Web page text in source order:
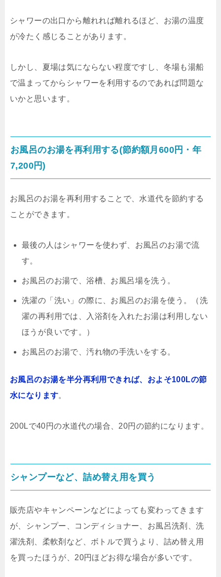
シャワーの出口から離れれば離れるほど、お湯の温度
が冷たく感じることがあります。
しかし、夏場は気にならない程度ですし、冬場も湯船
で温まってからシャワーを利用するのであれば問題な
いかと思います。
お風呂のお湯を再利用する(節約額月600円・年
7,200円)
お風呂のお湯を再利用することで、水道代を節約する
ことができます。
最後の人はシャワーを使わず、お風呂のお湯で流
す。
お風呂のお湯で、浴槽、お風呂場を洗う。
洗濯の「洗い」の際に、お風呂のお湯を使う。（洗
濯の再利用では、入浴剤を入れたお湯は利用しない
ほうが良いです。）
お風呂のお湯で、汚れ物の手洗いをする。
お風呂のお湯を半分再利用できれば、およそ100Lの節
水になります。
200Lで40円の水道代の場合、20円の節約になります。
シャンプーなど、詰め替え用を買う
販売店やキャンペーンなどによっても変わってきます
が、シャンプー、コンディショナー、お風呂洗剤、洗
濯洗剤、柔軟剤など、ボトルで買うより、詰め替え用
を買ったほうが、20円ほどお得な場合が多いです。